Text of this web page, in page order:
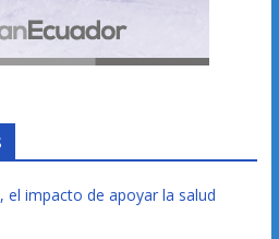
el impacto de apoyar la salud